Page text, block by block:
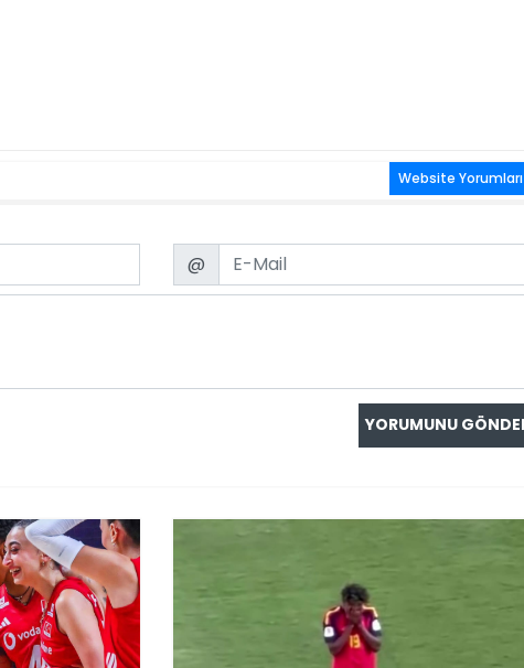
Website Yorumları
Email
@